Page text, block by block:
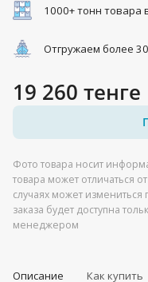
1000+ тонн товара
Отгружаем более
19 260 тенге
Фото товара носит
товара может отличаться
случаях может
заказа будет доступна
менеджером
Описание Как купить